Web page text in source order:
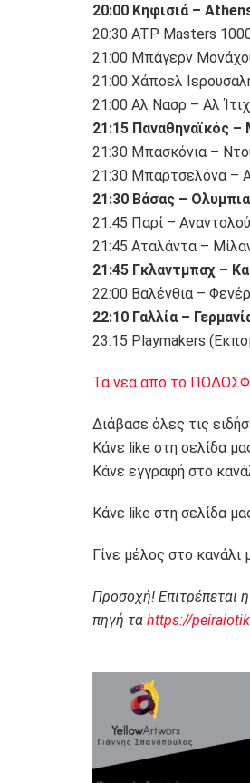
20:00 Κηφισιά –
20:30 ATP Masters
21:00 Μπάγερν
21:00 Χάποελ
21:00 Αλ Νασρ – Αλ
21:15 Παναθηναϊκός
21:30 Μπασκόνια –
21:30 Μπαρτσελόνα –
21:30 Βάσας –
21:45 Παρί –
21:45 Αταλάντα –
21:45 Γκλαντμπαχ –
22:00 Βαλένθια –
22:10 Γαλλία –
23:15 Playmakers
Τα νεα απο το
Διάβασε όλες τις
Κάνε like στη σελίδα
Κάνε εγγραφή στο
Κάνε like στη σελίδα
Γίνε μέλος στο κανάλι
Προσοχή! Επιτρέπεται
πηγή τα https://